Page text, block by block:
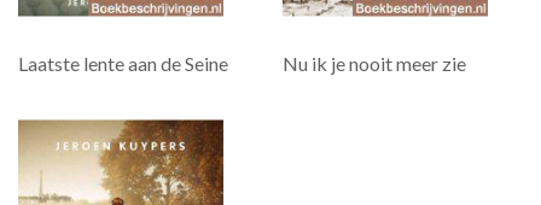
Laatste lente aan de Seine Nu ik je nooit meer zie